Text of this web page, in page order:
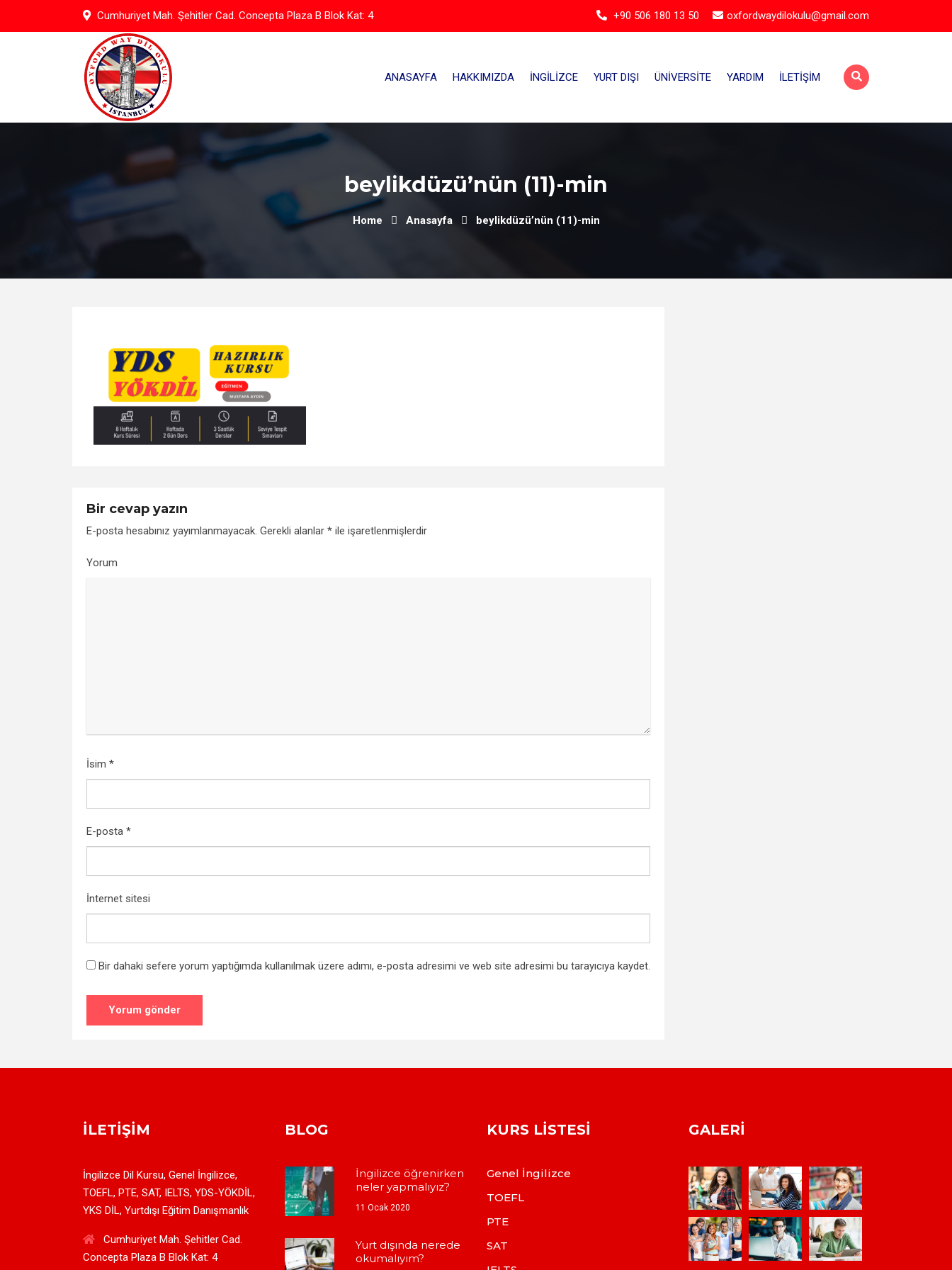
Cumhuriyet Mah. Şehitler Cad. Concepta Plaza B Blok Kat: 4 +90 506 180 13 50 oxfordwaydilokulu@gmail.com
ANASAYFA HAKKIMIZDA İNGILIZCE YURT DIŞI ÜNIVERSITE YARDIM İLETIŞIM
beylikdüzü’nün (11)-min
Home Anasayfa beylikdüzü’nün (11)-min
Bir cevap yazın
E-posta hesabınız yayımlanmayacak. Gerekli alanlar * ile işaretlenmişlerdir
Yorum
İsim *
E-posta *
İnternet sitesi
Bir dahaki sefere yorum yaptığımda kullanılmak üzere adımı, e-posta adresimi ve web site adresimi bu tarayıcıya kaydet.
İLETIŞIM
İngilizce Dil Kursu, Genel İngilizce,
TOEFL, PTE, SAT, IELTS, YDS-YÖKDİL,
YKS DİL, Yurtdışı Eğitim Danışmanlık
Cumhuriyet Mah. Şehitler Cad.
Concepta Plaza B Blok Kat: 4
BLOG
İngilizce öğrenirken
neler yapmalıyız?
11 Ocak 2020
Yurt dışında nerede
okumalıyım?
KURS LISTESI
Genel İngilizce
TOEFL
PTE
SAT
GALERI